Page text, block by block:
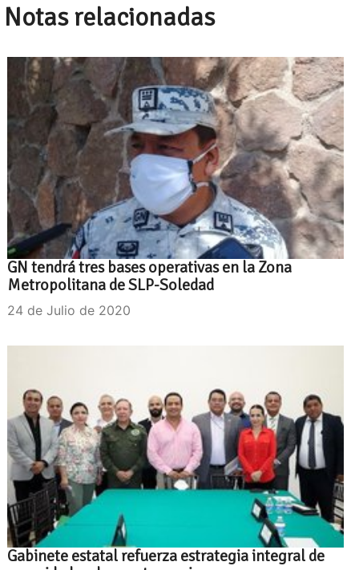
Notas relacionadas
GN tendrá tres bases operativas en la Zona
Metropolitana de SLP-Soledad
24 de Julio de 2020
Gabinete estatal refuerza estrategia integral de